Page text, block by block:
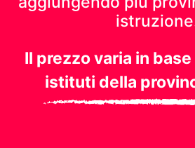
Il prezzo varia in
istituti della